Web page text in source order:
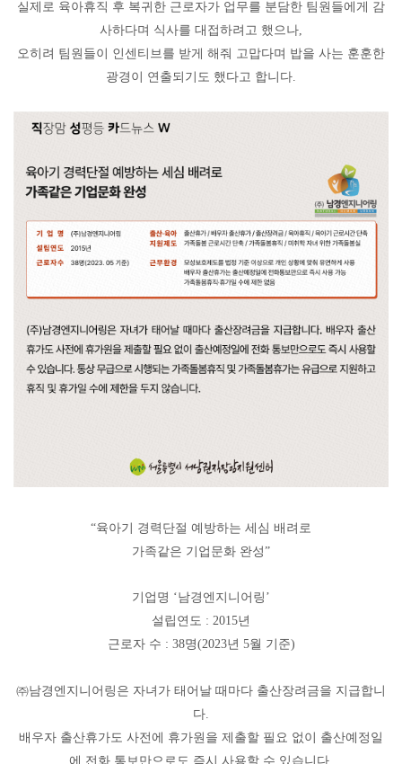
실제로 육아휴직 후 복귀한 근로자가 업무를 분담한 팀원들에게 감
사하다며 식사를 대접하려고 했으나,
오히려 팀원들이 인센티브를 받게 해줘 고맙다며 밥을 사는 훈훈한
광경이 연출되기도 했다고 합니다.
“육아기 경력단절 예방하는 세심 배려로
가족같은 기업문화 완성”
기업명 ‘남경엔지니어링 ’
설립연도 : 2015년
근로자 수 : 38명(2023년 5월 기준)
㈜남경엔지니어링은 자녀가 태어날 때마다 출산장려금을 지급합니
다.
배우자 출산휴가도 사전에 휴가원을 제출할 필요 없이 출산예정일
에 전화 통보만으로도 즉시 사용할 수 있습니다.